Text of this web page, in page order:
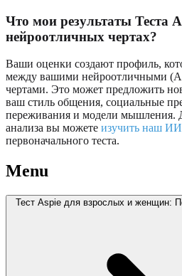
Что мои результаты Теста
нейроотличных чертах?
Ваши оценки создают профиль,
между вашими нейроотличными
чертами. Это может предложить
ваш стиль общения, социальные
переживания и модели мышления.
анализа вы можете изучить наш
первоначального теста.
Menu
Тест Aspie для взрослых и женщин: